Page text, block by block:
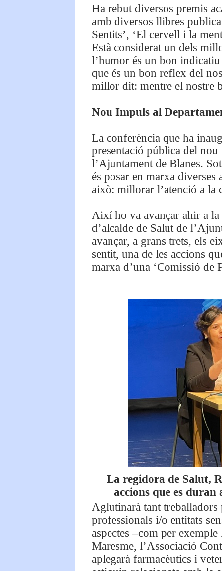
Ha rebut diversos premis
amb diversos llibres
Sentits’, ‘El cervell i la
Està considerat un dels
l’humor és un bon
que és un bon reflex del
millor dit: mentre el nostre
Nou Impuls al
La conferència que ha
presentació pública del nou
l’Ajuntament de Blanes.
és posar en marxa
això: millorar l’atenció a la
Així ho va avançar ahir a la
d’alcalde de Salut de
avançar, a grans trets, els
sentit, una de les accions
marxa d’una ‘Comissió de
La regidora de Salut,
accions que es
Aglutinarà tant treballadors
professionals i/o entitats
aspectes –com per
Maresme, l’Associació
aplegarà farmacèutics i